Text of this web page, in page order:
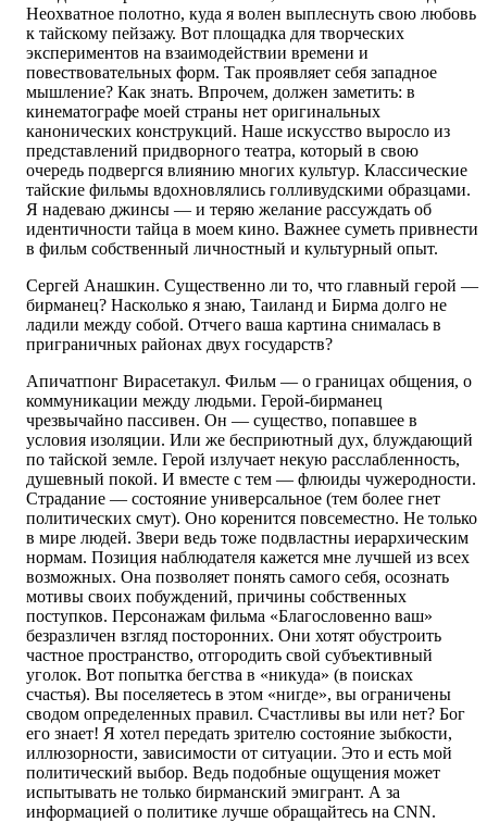
Неохватное полотно, куда я волен выплеснуть свою любовь
к тайскому пейзажу. Вот площадка для творческих
экспериментов на взаимодействии времени и
повествовательных форм. Так проявляет себя западное
мышление? Как знать. Впрочем, должен заметить: в
кинематографе моей страны нет оригинальных
канонических конструкций. Наше искусство выросло из
представлений придворного театра, который в свою
очередь подвергся влиянию многих культур. Классические
тайские фильмы вдохновлялись голливудскими образцами.
Я надеваю джинсы — и теряю желание рассуждать об
идентичности тайца в моем кино. Важнее суметь привнести
в фильм собственный личностный и культурный опыт.
Сергей Анашкин. Существенно ли то, что главный герой —
бирманец? Насколько я знаю, Таиланд и Бирма долго не
ладили между собой. Отчего ваша картина снималась в
приграничных районах двух государств?
Апичатпонг Вирасетакул. Фильм — о границах общения, о
коммуникации между людьми. Герой-бирманец
чрезвычайно пассивен. Он — существо, попавшее в
условия изоляции. Или же бесприютный дух, блуждающий
по тайской земле. Герой излучает некую расслабленность,
душевный покой. И вместе с тем — флюиды чужеродности.
Страдание — состояние универсальное (тем более гнет
политических смут). Оно коренится повсеместно. Не только
в мире людей. Звери ведь тоже подвластны иерархическим
нормам. Позиция наблюдателя кажется мне лучшей из всех
возможных. Она позволяет понять самого себя, осознать
мотивы своих побуждений, причины собственных
поступков. Персонажам фильма «Благословенно ваш»
безразличен взгляд посторонних. Они хотят обустроить
частное пространство, отгородить свой субъективный
уголок. Вот попытка бегства в «никуда» (в поисках
счастья). Вы поселяетесь в этом «нигде», вы ограничены
сводом определенных правил. Счастливы вы или нет? Бог
его знает! Я хотел передать зрителю состояние зыбкости,
иллюзорности, зависимости от ситуации. Это и есть мой
политический выбор. Ведь подобные ощущения может
испытывать не только бирманский эмигрант. А за
информацией о политике лучше обращайтесь на CNN.